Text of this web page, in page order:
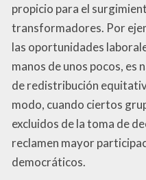
propicio para el
transformadores. Por
las oportunidades
manos de unos pocos, es
de redistribución
modo, cuando ciertos
excluidos de la toma de
reclamen mayor
democráticos.